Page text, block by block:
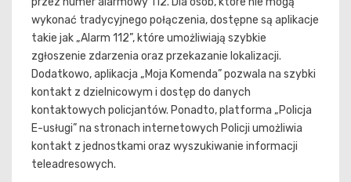
wykonać tradycyjnego połączenia, dostępne są aplikacje
takie jak „Alarm 112”, które umożliwiają szybkie
zgłoszenie zdarzenia oraz przekazanie lokalizacji.
Dodatkowo, aplikacja „Moja Komenda” pozwala na szybki
kontakt z dzielnicowym i dostęp do danych
kontaktowych policjantów. Ponadto, platforma „Policja
E-usługi” na stronach internetowych Policji umożliwia
kontakt z jednostkami oraz wyszukiwanie informacji
teleadresowych.